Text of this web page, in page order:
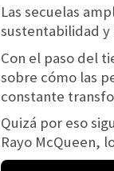
Las secuelas
sustentabilidad y
Con el paso del
sobre cómo las
constante
Quizá por eso
Rayo McQueen,